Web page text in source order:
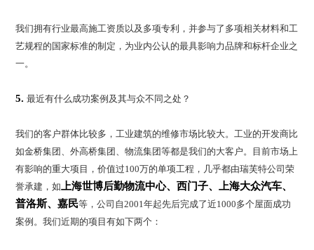
我们拥有行业最高施工资质以及多项专利，并参与了多项相关材料和工
艺规程的国家标准的制定，为业内公认的最具影响力品牌和标杆企业之
一。
5.最近有什么成功案例及其与众不同之处？
我们的客户群体比较多，工业建筑的维修市场比较大。工业的开发商比
如金桥集团、外高桥集团、物流集团等都是我们的大客户。目前市场上
有影响的重大项目，价值过100万的单项工程，几乎都由瑞芙特公司荣
誉承建，如 上海世博后勤物流中心、西门子、上海大众汽车、
普洛斯、嘉民等，公司自2001年起先后完成了近1000多个屋面成功
案例。我们近期的项目有如下两个：